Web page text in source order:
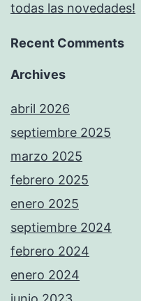
todas las novedades!
Recent Comments
Archives
abril 2026
septiembre 2025
marzo 2025
febrero 2025
enero 2025
septiembre 2024
febrero 2024
enero 2024